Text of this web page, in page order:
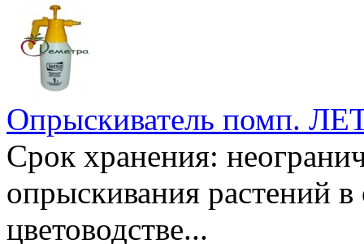
Опрыскиватель помп.
Срок хранения:
опрыскивания растений в
цветоводстве...